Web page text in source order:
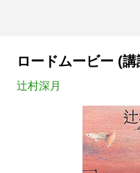
ロードムービー (
辻村深月